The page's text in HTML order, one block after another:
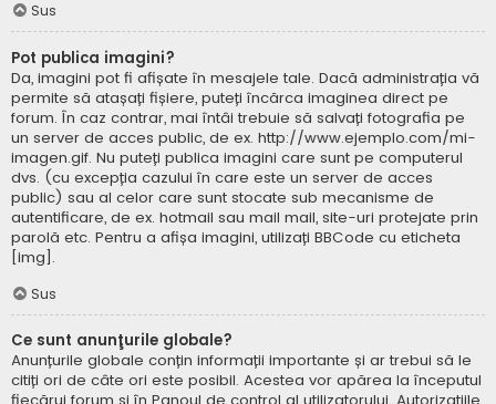
Sus
Pot publica imagini?
Da, imagini pot fi afișate în mesajele tale. Dacă administrația vă
permite să atașați fișiere, puteți încărca imaginea direct pe
forum. În caz contrar, mai întâi trebuie să salvați fotografia pe
un server de acces public, de ex. http://www.ejemplo.com/mi-
imagen.gif. Nu puteți publica imagini care sunt pe computerul
dvs. (cu excepția cazului în care este un server de acces
public) sau al celor care sunt stocate sub mecanisme de
autentificare, de ex. hotmail sau mail mail, site-uri protejate prin
parolă etc. Pentru a afișa imagini, utilizați BBCode cu eticheta
[img].
Sus
Ce sunt anunţurile globale?
Anunțurile globale conțin informații importante și ar trebui să le
citiți ori de câte ori este posibil. Acestea vor apărea la începutul